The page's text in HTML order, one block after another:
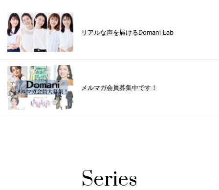
リアルな声を届けるDomani Lab
メルマガ会員募集中です！
Series